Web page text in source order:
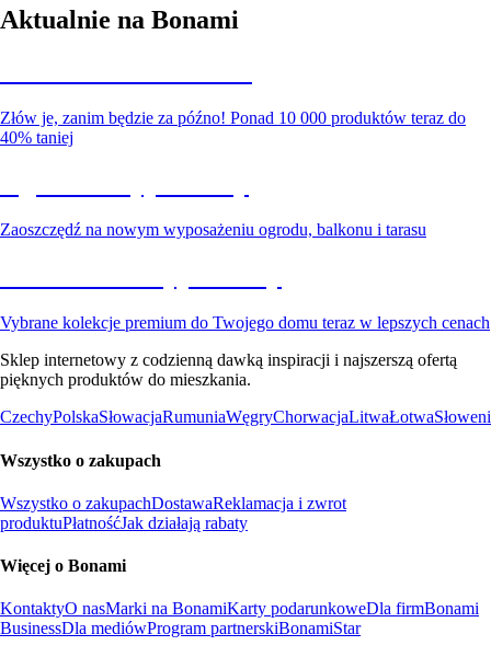
Aktualnie na Bonami
Złów je, zanim będzie za późno! Ponad 10 000 produktów teraz do
40% taniej
Zaoszczędź na nowym wyposażeniu ogrodu, balkonu i tarasu
Vybrane kolekcje premium do Twojego domu teraz w lepszych cenach
Sklep internetowy z codzienną dawką inspiracji i najszerszą ofertą
pięknych produktów do mieszkania.
CzechyPolskaSłowacjaRumuniaWęgryChorwacjaLitwaŁotwa
Wszystko o zakupach
Wszystko o zakupachDostawaReklamacja i zwrot
produktuPłatnośćJak działają rabaty
Więcej o Bonami
KontaktyO nasMarki na BonamiKarty podarunkoweDla firmBonami
BusinessDla mediówProgram partnerskiBonamiStar